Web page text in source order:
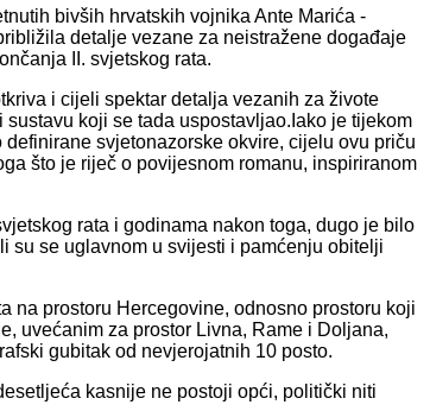
bivših hrvatskih vojnika Ante Marića -
detalje vezane za neistražene događaje
II. svjetskog rata.
i cijeli spektar detalja vezanih za živote
koji se tada uspostavljao.Iako je tijekom
svjetonazorske okvire, cijelu ovu priču
što je riječ o povijesnom romanu, inspiriranom
rata i godinama nakon toga, dugo je bilo
su se uglavnom u svijesti i pamćenju obitelji
na prostoru Hercegovine, odnosno prostoru koji
uvećanim za prostor Livna, Rame i Doljana,
gubitak od nevjerojatnih 10 posto.
kasnije ne postoji opći, politički niti